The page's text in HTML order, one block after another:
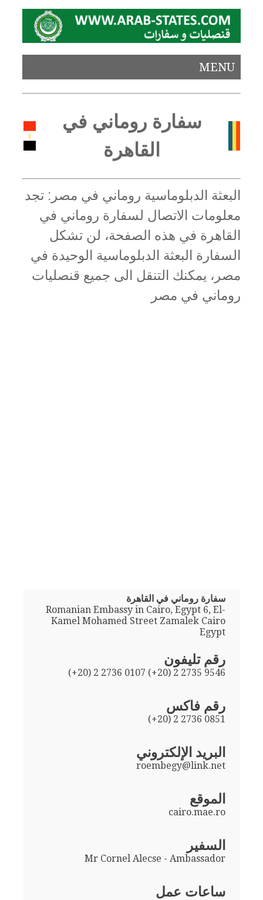
MENU
سفارة روماني في
القاهرة
البعثة الدبلوماسية روماني في مصر: تجد
معلومات الاتصال لسفارة روماني في
القاهرة في هذه الصفحة، لن تشكل
السفارة البعثة الدبلوماسية الوحيدة في
مصر، يمكنك التنقل الى جميع قنصليات
روماني في مصر
سفارة روماني في القاهرة
Romanian Embassy in Cairo, Egypt 6, El-
Kamel Mohamed Street Zamalek Cairo
Egypt
رقم تليفون
(+20) 2 2736 0107 (+20) 2 2735 9546
رقم فاكس
(+20) 2 2736 0851
البريد الإلكتروني
roembegy@link.net
الموقع
cairo.mae.ro
السفير
Mr Cornel Alecse - Ambassador
ساعات عمل